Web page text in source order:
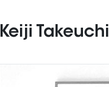
Keiji Takeuchi